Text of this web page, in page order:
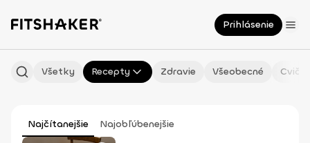
Prihlásenie
Všetky Recepty Zdravie Všeobecné
Najčítanejšie Najobľúbenejšie